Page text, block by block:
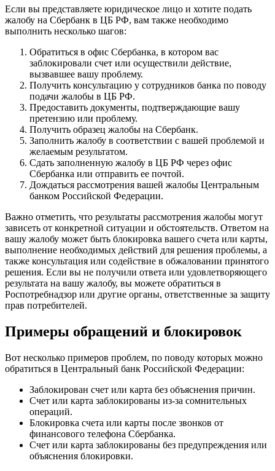
Если вы представляете юридическое лицо и хотите подать
жалобу на Сбербанк в ЦБ РФ, вам также необходимо
выполнить несколько шагов:
Обратиться в офис Сбербанка, в котором вас
заблокировали счет или осуществили действие,
вызвавшее вашу проблему.
Получить консультацию у сотрудников банка по поводу
подачи жалобы в ЦБ РФ.
Предоставить документы, подтверждающие вашу
претензию или проблему.
Получить образец жалобы на Сбербанк.
Заполнить жалобу в соответствии с вашей проблемой и
желаемым результатом.
Сдать заполненную жалобу в ЦБ РФ через офис
Сбербанка или отправить ее почтой.
Дождаться рассмотрения вашей жалобы Центральным
банком Российской Федерации.
Важно отметить, что результаты рассмотрения жалобы могут
зависеть от конкретной ситуации и обстоятельств. Ответом на
вашу жалобу может быть блокировка вашего счета или карты,
выполнение необходимых действий для решения проблемы, а
также консультация или содействие в обжаловании принятого
решения. Если вы не получили ответа или удовлетворяющего
результата на вашу жалобу, вы можете обратиться в
Роспотребнадзор или другие органы, ответственные за защиту
прав потребителей.
Примеры обращений и блокировок
Вот несколько примеров проблем, по поводу которых можно
обратиться в Центральный банк Российской Федерации:
Заблокирован счет или карта без объяснения причин.
Счет или карта заблокированы из-за сомнительных
операций.
Блокировка счета или карты после звонков от
финансового телефона Сбербанка.
Счет или карта заблокированы без предупреждения или
объяснения блокировки.